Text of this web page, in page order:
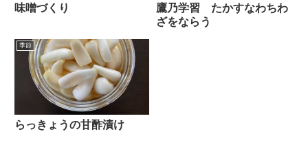
味噌づくり
鷹乃学習 たかすなわちわ
ざをならう
季節
らっきょうの甘酢漬け